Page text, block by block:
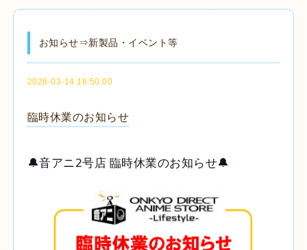
お知らせ⇒新製品・イベント等
2026-03-14 18:50:00
臨時休業のお知らせ
🔔音アニ2号店 臨時休業のお知らせ🔔